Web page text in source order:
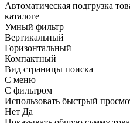
Автоматическая подгрузка
каталоге
Умный фильтр
Вертикальный
Горизонтальный
Компактный
Вид страницы поиска
С меню
С фильтром
Использовать быстрый
Нет Да